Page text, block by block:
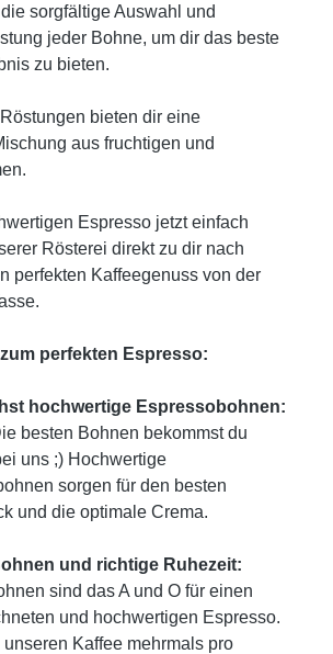
sorgfältige Auswahl und
jeder Bohne, um dir das beste
zu bieten.
bieten dir eine
aus fruchtigen und
Espresso jetzt einfach
Rösterei direkt zu dir nach
perfekten Kaffeegenuss von der
perfekten Espresso:
hochwertige Espressobohnen:
besten Bohnen bekommst du
uns ;) Hochwertige
sorgen für den besten
und die optimale Crema.
und richtige Ruhezeit:
sind das A und O für einen
und hochwertigen Espresso.
unseren Kaffee mehrmals pro